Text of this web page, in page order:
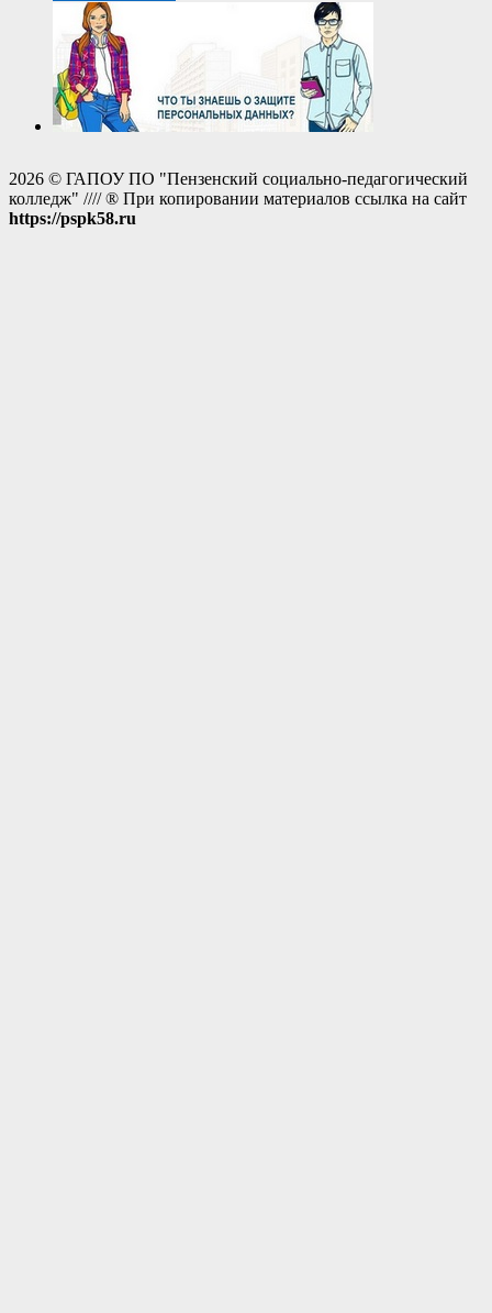
2026 © ГАПОУ ПО "Пензенский социально-педагогический
колледж" //// ® При копировании материалов ссылка на сайт
https://pspk58.ru